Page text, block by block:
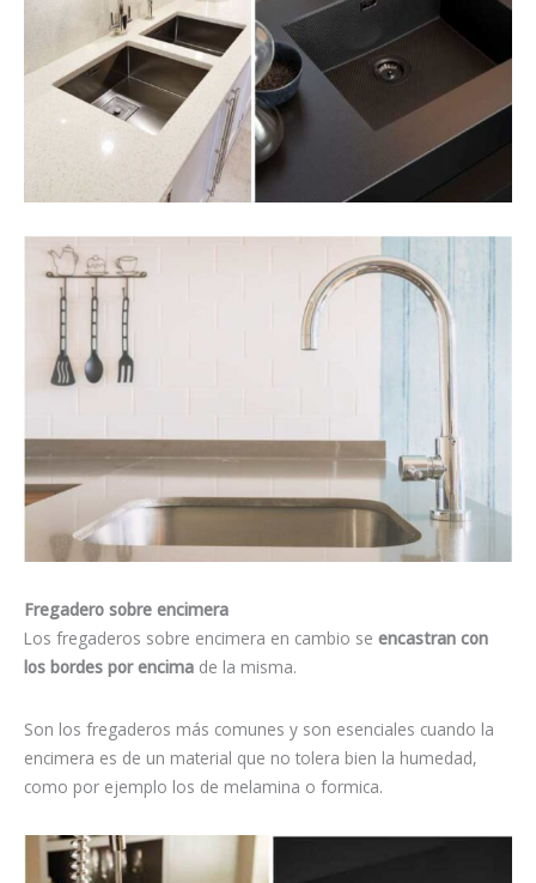
Fregadero sobre encimera
Los fregaderos sobre encimera en cambio se encastran con
los bordes por encima de la misma.
Son los fregaderos más comunes y son esenciales cuando la
encimera es de un material que no tolera bien la humedad,
como por ejemplo los de melamina o formica.